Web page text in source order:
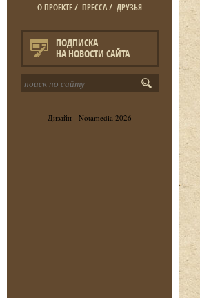
О ПРОЕКТЕ/ ПРЕССА/ ДРУЗЬЯ
ПОДПИСКА
НА НОВОСТИ САЙТА
Дизайн - Notamedia 2026